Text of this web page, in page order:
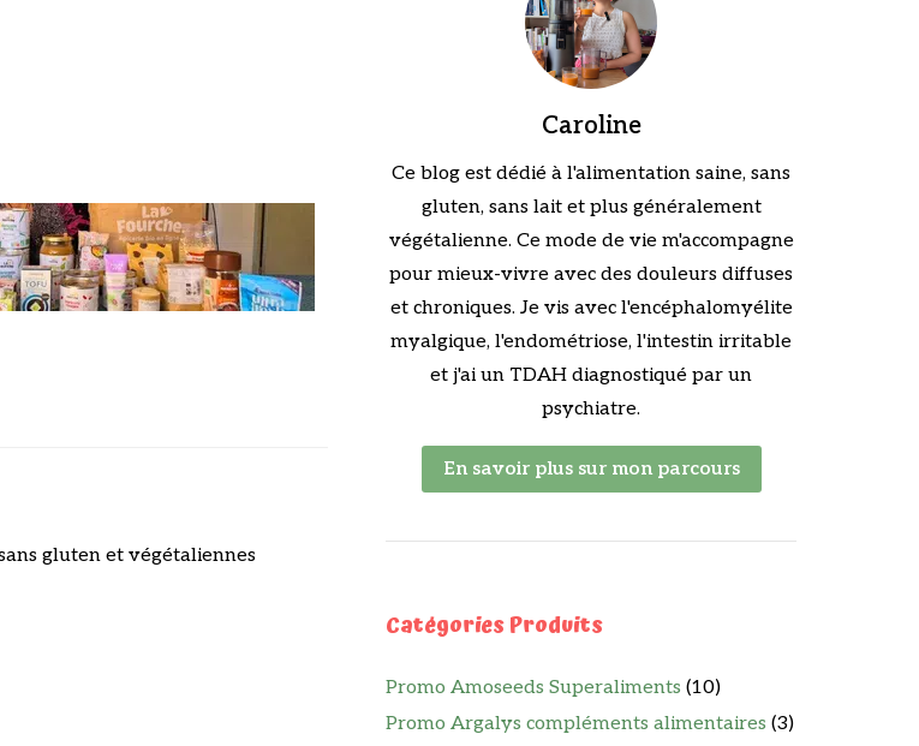
gluten et végétaliennes
Caroline
Ce blog est dédié à l'alimentation saine, sans
gluten, sans lait et plus généralement
végétalienne. Ce mode de vie m'accompagne
pour mieux-vivre avec des douleurs diffuses
et chroniques. Je vis avec l'encéphalomyélite
myalgique, l'endométriose, l'intestin irritable
et j'ai un TDAH diagnostiqué par un
psychiatre.
En savoir plus sur mon parcours
Catégories Produits
Promo Amoseeds Superaliments (10)
Promo Argalys compléments alimentaires (3)